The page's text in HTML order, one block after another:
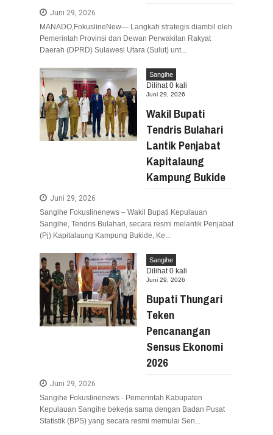
Juni 29, 2026
MANADO,FokuslineNew— Langkah strategis diambil oleh
Pemerintah Provinsi dan Dewan Perwakilan Rakyat
Daerah (DPRD) Sulawesi Utara (Sulut) unt...
Sangihe
Dilihat 0 kali
Juni 29, 2026
Wakil Bupati
Tendris Bulahari
Lantik Penjabat
Kapitalaung
Kampung Bukide
Juni 29, 2026
Sangihe Fokuslinenews – Wakil Bupati Kepulauan
Sangihe, Tendris Bulahari, secara resmi melantik Penjabat
(Pj) Kapitalaung Kampung Bukide, Ke...
Sangihe
Dilihat 0 kali
Juni 29, 2026
Bupati Thungari
Teken
Pencanangan
Sensus Ekonomi
2026
Juni 29, 2026
Sangihe Fokuslinenews - Pemerintah Kabupaten
Kepulauan Sangihe bekerja sama dengan Badan Pusat
Statistik (BPS) yang secara resmi memulai Sen...